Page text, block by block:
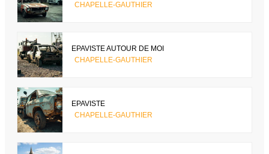
CHAPELLE-GAUTHIER
EPAVISTE AUTOUR DE MOI
CHAPELLE-GAUTHIER
EPAVISTE
CHAPELLE-GAUTHIER